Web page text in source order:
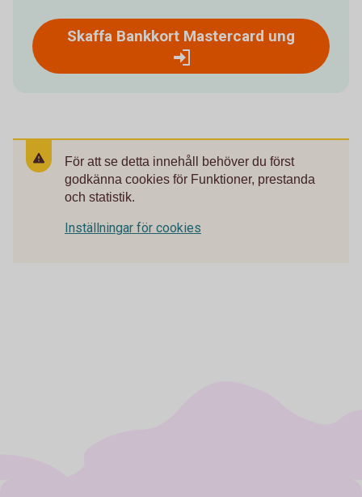
Skaffa Bankkort Mastercard ung
För att se detta innehåll behöver du först
godkänna cookies för Funktioner, prestanda
och statistik.
Inställningar för cookies